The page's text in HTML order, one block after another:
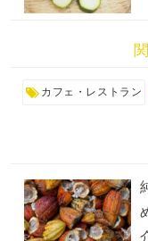
カフェ・レストラン